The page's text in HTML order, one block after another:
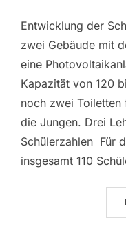
Entwicklung der
zwei Gebäude mit
eine
Kapazität von 120
noch zwei
die Jungen. Drei
Schülerzahlen Für
insgesamt 110